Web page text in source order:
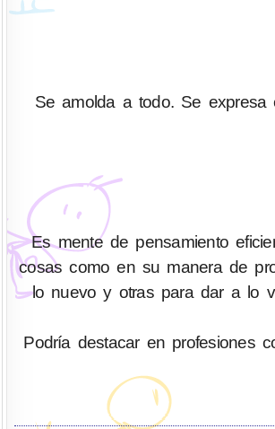
Se amolda a todo. Se expresa
Es mente de pensamiento
cosas como en su manera de
lo nuevo y otras para dar a lo
Podría destacar en profesiones